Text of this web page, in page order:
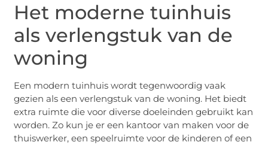
Het moderne tuinhuis
als verlengstuk van de
woning
Een modern tuinhuis wordt tegenwoordig vaak
gezien als een verlengstuk van de woning. Het biedt
extra ruimte die voor diverse doeleinden gebruikt kan
worden. Zo kun je er een kantoor van maken voor de
thuiswerker, een speelruimte voor de kinderen of een